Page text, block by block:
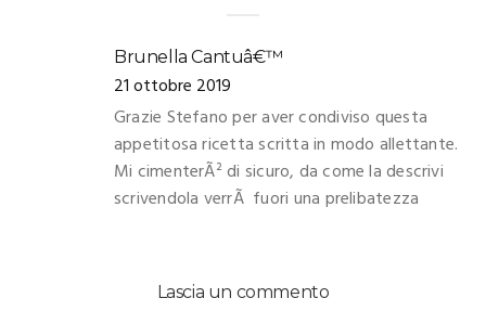
Brunella Cantuâ€™
21 ottobre 2019
Grazie Stefano per aver condiviso questa
appetitosa ricetta scritta in modo allettante.
Mi cimenterÃ² di sicuro, da come la descrivi
scrivendola verrÃ fuori una prelibatezza
Lascia un commento